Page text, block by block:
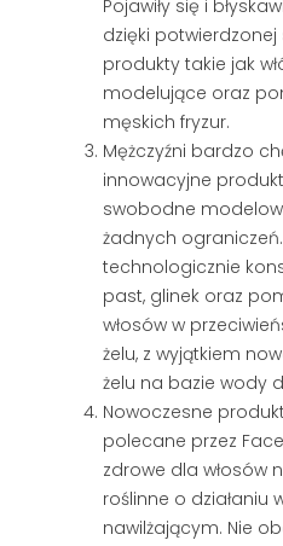
Pojawiły się i
dzięki potwierdzonej
produkty takie jak
modelujące oraz
męskich fryzur.
Mężczyźni bardzo
innowacyjne
swobodne
żadnych
technologicznie
past, glinek oraz
włosów w
żelu, z wyjątkiem
żelu na bazie wody
Nowoczesne
polecane przez
zdrowe dla włosów
roślinne o działaniu
nawilżającym. Nie